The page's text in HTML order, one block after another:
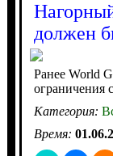
должен
Ранее World
ограничения
Категория:
Время: